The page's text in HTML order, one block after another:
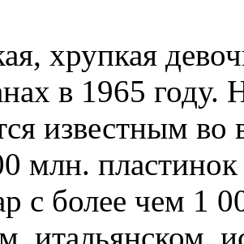
хрупкая
в 1965 году.
известным во
млн.
с более чем 1
итальянском,